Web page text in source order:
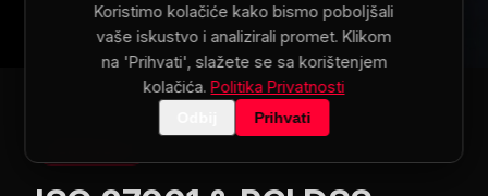
Koristimo kolačiće kako bismo poboljšali
vaše iskustvo i analizirali promet. Klikom
na 'Prihvati', slažete se sa korištenjem
kolačića.Politika Privatnosti
Prihvati